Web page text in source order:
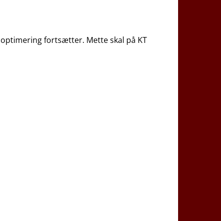
fortsætter. Mette skal på KT